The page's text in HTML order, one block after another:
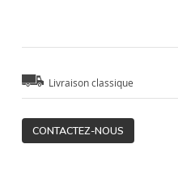
Livraison classique
CONTACTEZ-NOUS